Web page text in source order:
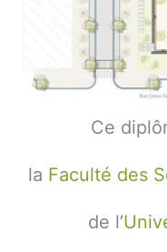
Ce
la Faculté des
de l’